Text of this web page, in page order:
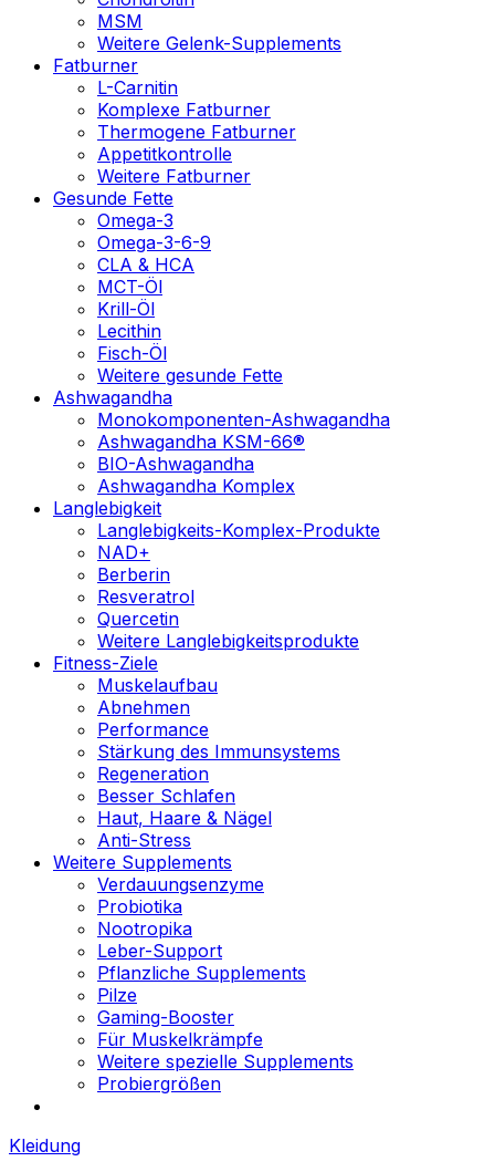
MSM
Weitere Gelenk-Supplements
Fatburner
L-Carnitin
Komplexe Fatburner
Thermogene Fatburner
Appetitkontrolle
Weitere Fatburner
Gesunde Fette
Omega-3
Omega-3-6-9
CLA & HCA
MCT-Öl
Krill-Öl
Lecithin
Fisch-Öl
Weitere gesunde Fette
Ashwagandha
Monokomponenten-Ashwagandha
Ashwagandha KSM-66®
BIO-Ashwagandha
Ashwagandha Komplex
Langlebigkeit
Langlebigkeits-Komplex-Produkte
NAD+
Berberin
Resveratrol
Quercetin
Weitere Langlebigkeitsprodukte
Fitness-Ziele
Muskelaufbau
Abnehmen
Performance
Stärkung des Immunsystems
Regeneration
Besser Schlafen
Haut, Haare & Nägel
Anti-Stress
Weitere Supplements
Verdauungsenzyme
Probiotika
Nootropika
Leber-Support
Pflanzliche Supplements
Pilze
Gaming-Booster
Für Muskelkrämpfe
Weitere spezielle Supplements
Probiergrößen
Kleidung